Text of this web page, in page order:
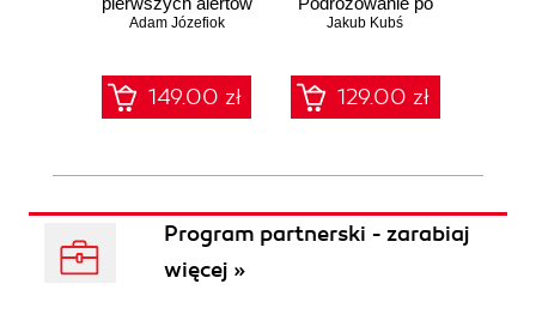
Adam Józefiok
149.00 zł
ciemnej stronie
Jakub Kubś
129.00 zł
Program partnerski - zarabiaj
więcej »